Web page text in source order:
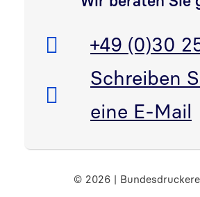
Telefon:
+49 (0)30
E-Mail:
Schreiben
eine E-Mail
© 2026 |